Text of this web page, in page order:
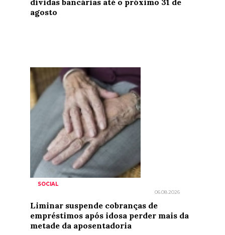
dívidas bancárias até o próximo 31 de
agosto
SOCIAL
06.08.2026
Liminar suspende cobranças de
empréstimos após idosa perder mais da
metade da aposentadoria